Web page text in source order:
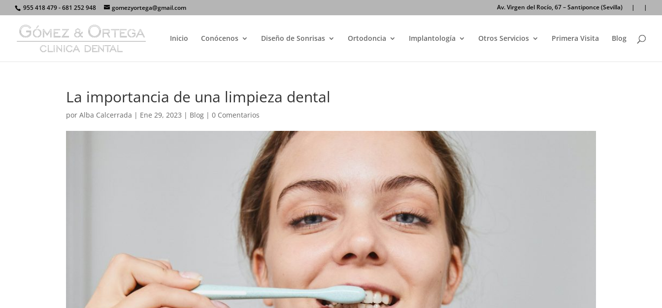
955 418 479 - 681 252 948 gomezyortega@gmail.com Av. Virgen del Rocío, 67 – Santiponce (Sevilla) | |
Inicio Conócenos Diseño de Sonrisas Ortodoncia Implantología Otros Servicios Primera Visita Blog
La importancia de una limpieza dental
porAlba Calcerrada | Ene 29, 2023 | Blog |0 Comentarios